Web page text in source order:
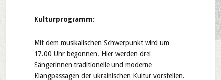
Kulturprogramm:
Mit dem musikalischen Schwerpunkt wird um
17.00 Uhr begonnen. Hier werden drei
Sängerinnen traditionelle und moderne
Klangpassagen der ukrainischen Kultur vorstellen.